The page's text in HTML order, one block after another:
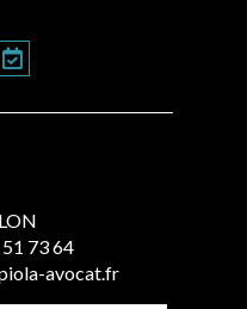
51 73 64
avocat.fr